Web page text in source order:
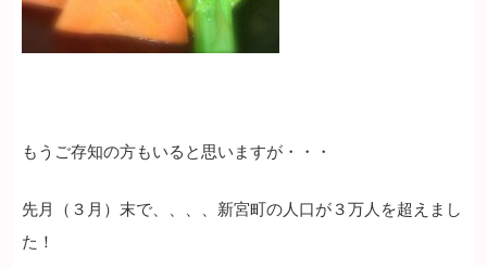
もうご存知の方もいると思いますが・・・
先月（３月）末で、、、、新宮町の人口が３万人を超えまし
た！